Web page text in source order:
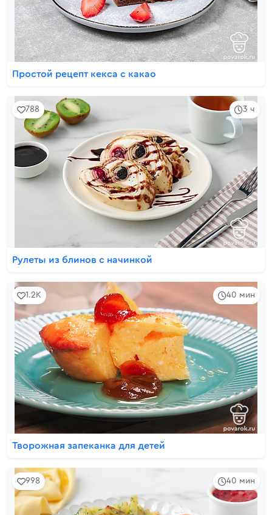
Простой рецепт кекса с какао
3 ч
788
Рулеты из блинов с начинкой
40 мин
1.2K
Творожная запеканка для детей
40 мин
998